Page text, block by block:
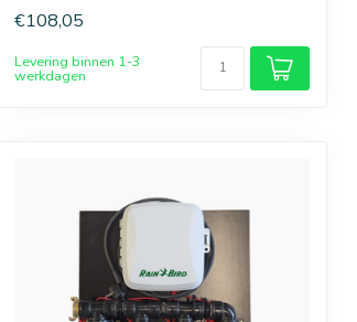
€108,05
Levering binnen 1-3
werkdagen